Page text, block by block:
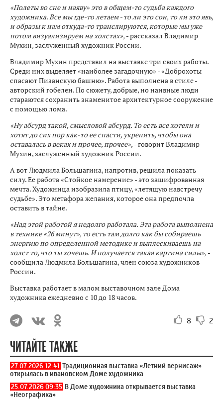
«Полеты во сне и наяву» это в общем-то судьба каждого
художника. Все мы где-то летаем - то ли это сон, то ли это явь,
и образы к нам откуда-то транслируются, которые мы уже
потом визуализируем на холстах», - рассказал Владимир
Мухин, заслуженный художник России.
Владимир Мухин представил на выставке три своих работы.
Среди них выделяет «наиболее загадочную» - «Доброхоты
спасают Пизанскую башню». Работа выполнена в стиле -
авторский гобелен. По сюжету, добрые, но наивные люди
стараются сохранить знаменитое архитектурное сооружение
с помощью лома.
«Ну абсурд такой, смысловой абсурд. То есть все хотели и
хотят до сих пор как-то ее спасти, укрепить, чтобы она
оставалась в веках и прочее, прочее», - говорит Владимир
Мухин, заслуженный художник России.
А вот Людмила Большагина, напротив, решила показать
силу. Ее работа «Стойкое намерение» - это зашифрованная
мечта. Художница изобразила птицу, «летящую навстречу
судьбе». Это метафора желания, которое она предпочла
оставить в тайне.
«Над этой работой я недолго работала. Эта работа выполнена
в технике «26 минут», то есть там долго как бы собираешь
энергию по определенной методике и выплескиваешь на
холст то, что ты хочешь. И получается такая картина силы», -
сообщила Людмила Большагина, член союза художников
России.
Выставка работает в малом выставочном зале Дома
художника ежедневно с 10 до 18 часов.
8 2
ЧИТАЙТЕ ТАКЖЕ
27.07.2026 12:41 Традиционная выставка «Летний вернисаж»
открылась в ивановском Доме художника
25.07.2026 09:35 В Доме художника открывается выставка
«Неографика»